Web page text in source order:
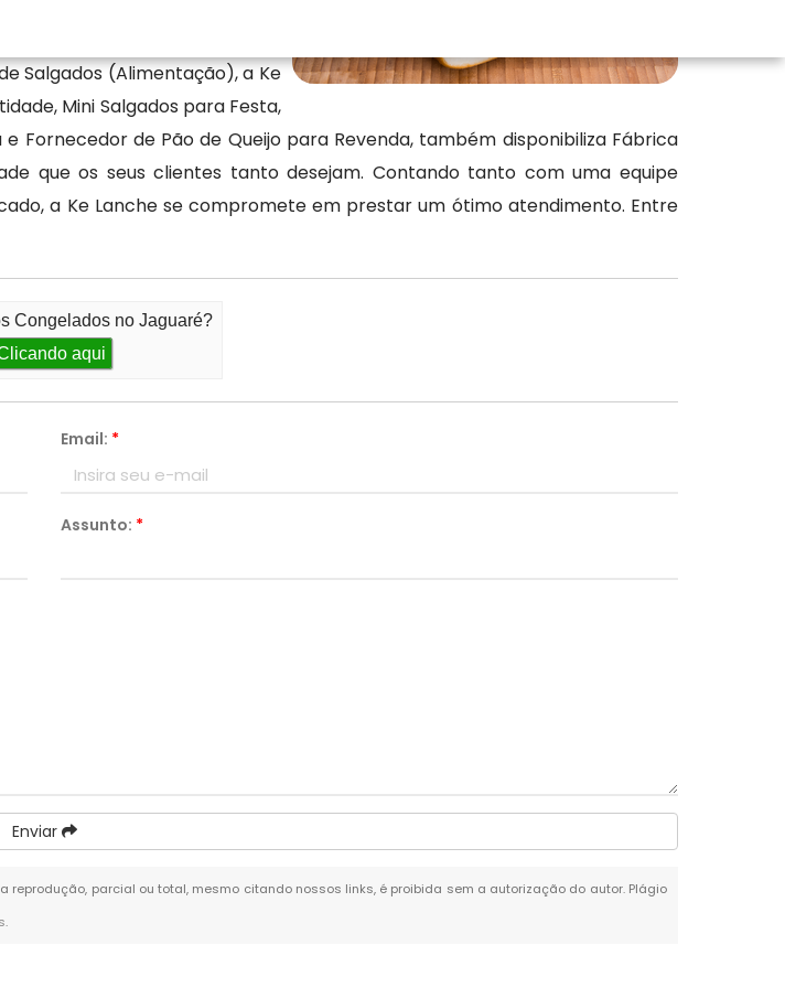
Salgados (Alimentação), a Ke
Mini Salgados para Festa,
Fornecedor de Pão de Queijo para Revenda, também disponibiliza Fábrica
que os seus clientes tanto desejam. Contando tanto com uma equipe
a Ke Lanche se compromete em prestar um ótimo atendimento. Entre
Congelados no Jaguaré?
aqui
Email: *
Assunto: *
Enviar
reprodução, parcial ou total, mesmo citando nossos links, é proibida sem a autorização do autor. Plágio
.